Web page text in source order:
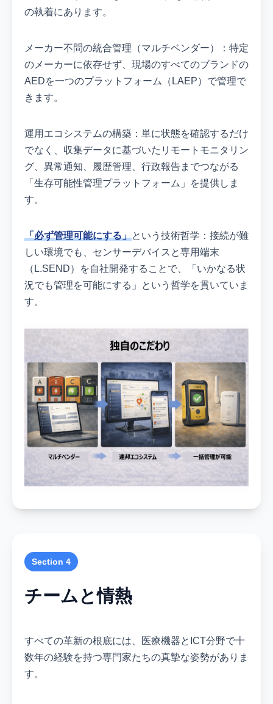
の執着にあります。
メーカー不問の統合管理（マルチベンダー）：特定
のメーカーに依存せず、現場のすべてのブランドの
AEDを一つのプラットフォーム（LAEP）で管理で
きます。
運用エコシステムの構築：単に状態を確認するだけ
でなく、収集データに基づいたリモートモニタリン
グ、異常通知、履歴管理、行政報告までつながる
「生存可能性管理プラットフォーム」を提供しま
す。
「必ず管理可能にする」という技術哲学：接続が難
しい環境でも、センサーデバイスと専用端末
（L.SEND）を自社開発することで、「いかなる状
況でも管理を可能にする」という哲学を貫いていま
す。
Section 4
チームと情熱
すべての革新の根底には、医療機器とICT分野で十
数年の経験を持つ専門家たちの真摯な姿勢がありま
す。